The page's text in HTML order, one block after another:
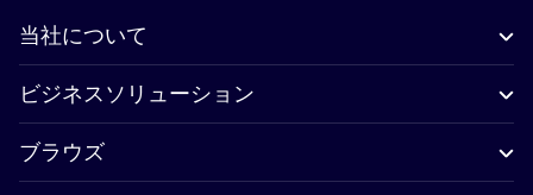
当社について
ビジネスソリューション
ブラウズ